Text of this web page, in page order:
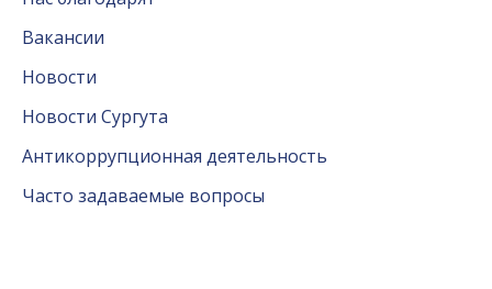
Вакансии
Новости
Новости Сургута
Антикоррупционная деятельность
Часто задаваемые вопросы